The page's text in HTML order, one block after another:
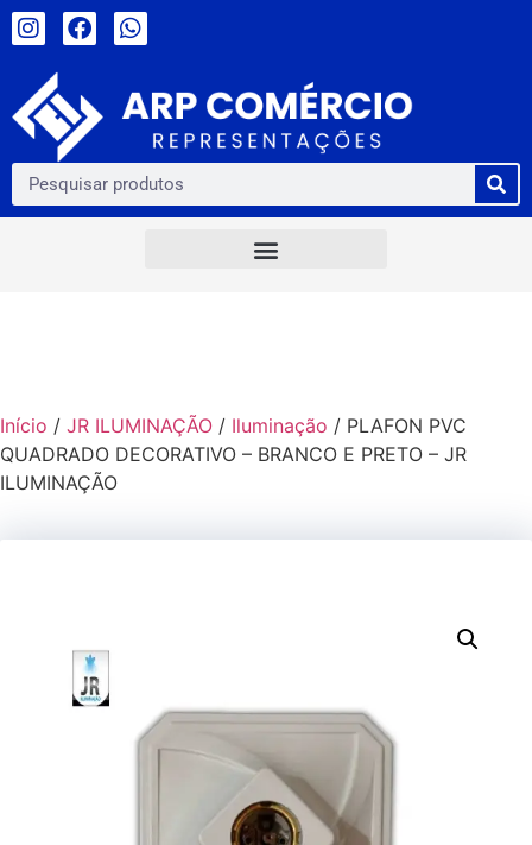
Início / JR ILUMINAÇÃO / Iluminação / PLAFON PVC
QUADRADO DECORATIVO – BRANCO E PRETO – JR
ILUMINAÇÃO